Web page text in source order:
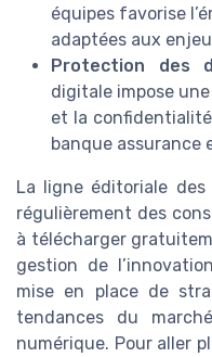
équipes favorise
adaptées aux
Protection des
digitale impose
et la
banque assurance
La ligne éditoriale des
régulièrement des
à télécharger
gestion de
mise en place de
tendances du
numérique. Pour aller